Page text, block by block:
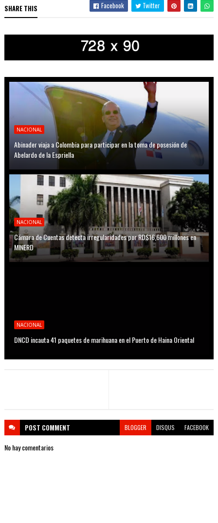
SHARE THIS Facebook Twitter
NACIONAL
Abinader viaja a Colombia para participar en la toma de posesión de
Abelardo de la Espriella
NACIONAL
Cámara de Cuentas detecta irregularidades por RD$16,600 millones en
MINERD
NACIONAL
DNCD incauta 41 paquetes de marihuana en el Puerto de Haina Oriental
POST COMMENT BLOGGER DISQUS FACEBOOK
No hay comentarios